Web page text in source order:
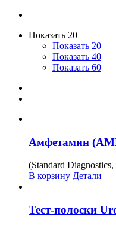
Показать 20
Показать 20
Показать 40
Показать 60
Амфетамин
(Standard
В корзину Детали
Тест-полоски